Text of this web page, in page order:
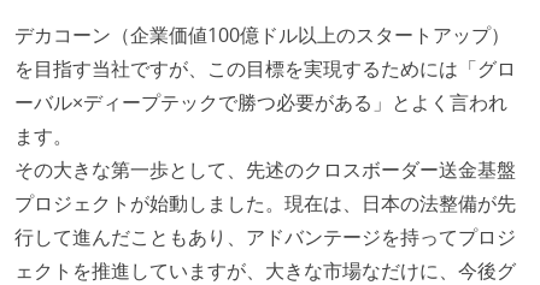
デカコーン（企業価値100億ドル以上のスタートアップ）
を目指す当社ですが、この目標を実現するためには「グロ
ーバル×ディープテックで勝つ必要がある」とよく言われ
ます。
その大きな第一歩として、先述のクロスボーダー送金基盤
プロジェクトが始動しました。現在は、日本の法整備が先
行して進んだこともあり、アドバンテージを持ってプロジ
ェクトを推進していますが、大きな市場なだけに、今後グ